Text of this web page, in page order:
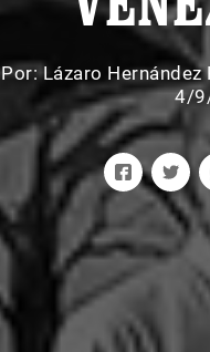
Por:Lázaro Hernández
4/